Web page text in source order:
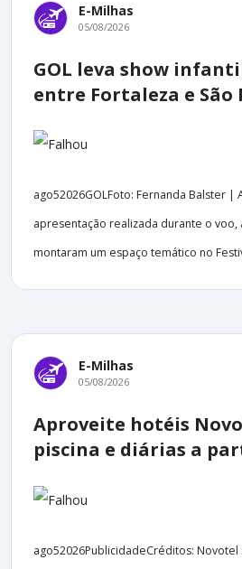
E-Milhas
05/08/2026
GOL leva show
entre Fortaleza e São
ago52026GOLFoto: Fernanda Balster |
apresentação realizada durante o voo,
montaram um espaço temático no
E-Milhas
05/08/2026
Aproveite hotéis
piscina e diárias a
ago52026PublicidadeCréditos: